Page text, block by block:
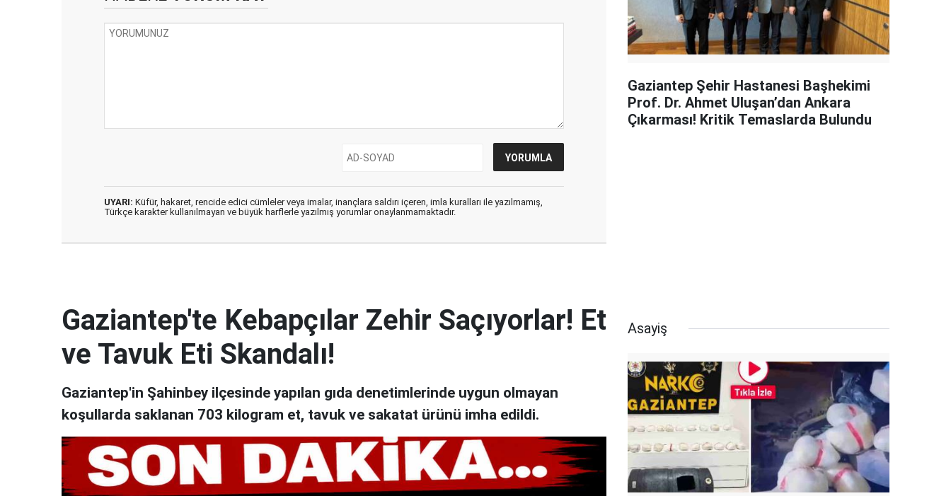
UYARI: Küfür, hakaret, rencide edici cümleler veya imalar, inançlara saldırı içeren, imla kuralları ile yazılmamış,
Türkçe karakter kullanılmayan ve büyük harflerle yazılmış yorumlar onaylanmamaktadır.
Gaziantep Şehir Hastanesi Başhekimi
Prof. Dr. Ahmet Uluşan’dan Ankara
Çıkarması! Kritik Temaslarda Bulundu
Gaziantep'te Kebapçılar Zehir Saçıyorlar! Et
ve Tavuk Eti Skandalı!
Gaziantep'in Şahinbey ilçesinde yapılan gıda denetimlerinde uygun olmayan
koşullarda saklanan 703 kilogram et, tavuk ve sakatat ürünü imha edildi.
Asayiş